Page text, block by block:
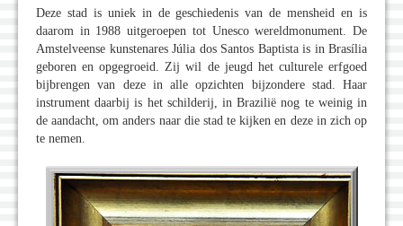
Deze stad is uniek in de geschiedenis van de mensheid en is
daarom in 1988 uitgeroepen tot Unesco wereldmonument. De
Amstelveense kunstenares Júlia dos Santos Baptista is in Brasília
geboren en opgegroeid. Zij wil de jeugd het culturele erfgoed
bijbrengen van deze in alle opzichten bijzondere stad. Haar
instrument daarbij is het schilderij, in Brazilië nog te weinig in
de aandacht, om anders naar die stad te kijken en deze in zich op
te nemen.